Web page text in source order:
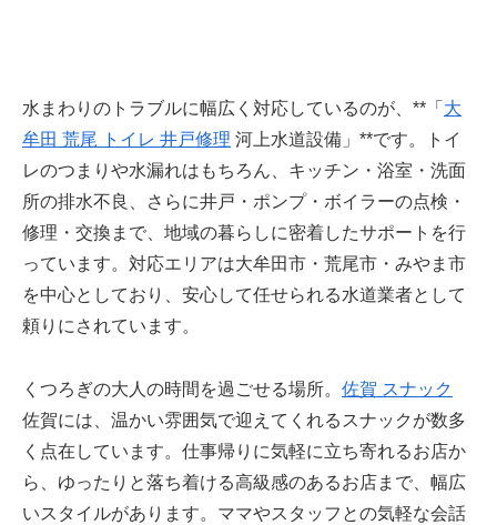
水まわりのトラブルに幅広く対応しているのが、**「 大
牟田 荒尾 トイレ 井戸修理 河上水道設備」**です。トイ
レのつまりや水漏れはもちろん、キッチン・浴室・洗面
所の排水不良、さらに井戸・ポンプ・ボイラーの点検・
修理・交換まで、地域の暮らしに密着したサポートを行
っています。対応エリアは大牟田市・荒尾市・みやま市
を中心としており、安心して任せられる水道業者として
頼りにされています。
くつろぎの大人の時間を過ごせる場所。 佐賀 スナック
佐賀には、温かい雰囲気で迎えてくれるスナックが数多
く点在しています。仕事帰りに気軽に立ち寄れるお店か
ら、ゆったりと落ち着ける高級感のあるお店まで、幅広
いスタイルがあります。ママやスタッフとの気軽な会話